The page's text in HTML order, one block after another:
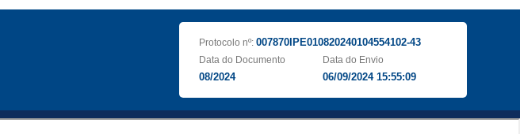
Protocolo nº: 007870IPE010820240104554102-43
Data do Documento
08/2024
Data do Envio
06/09/2024 15:55:09